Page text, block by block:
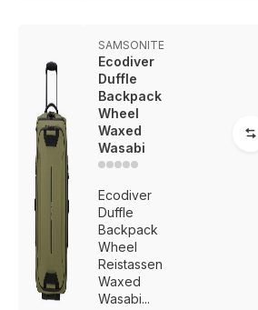
SAMSONITE
Ecodiver
Duffle
Backpack
Wheel
Waxed
Wasabi
Ecodiver
Duffle
Backpack
Wheel
Reistassen
Waxed
Wasabi...